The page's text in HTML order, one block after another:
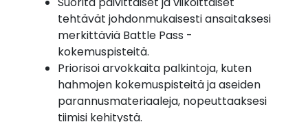
tehtävät johdonmukaisesti ansaitaksesi
merkittäviä Battle Pass -
kokemuspisteitä.
Priorisoi arvokkaita palkintoja, kuten
hahmojen kokemuspisteitä ja aseiden
parannusmateriaaleja, nopeuttaaksesi
tiimisi kehitystä.